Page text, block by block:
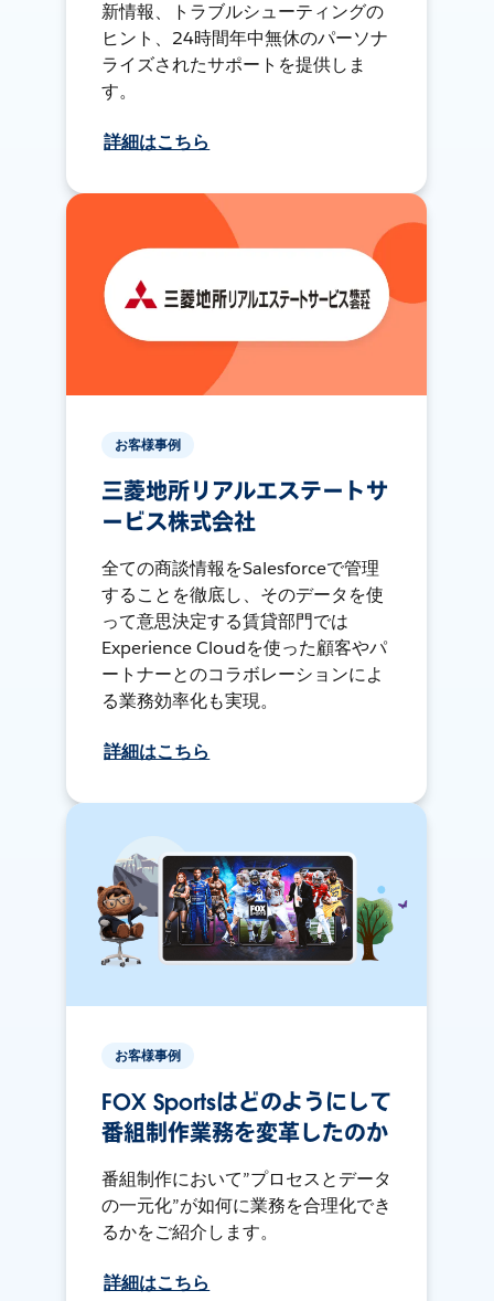
新情報、トラブルシューティングの
ヒント、24時間年中無休のパーソナ
ライズされたサポートを提供しま
す。
詳細はこちら
お客様事例
三菱地所リアルエステートサ
ービス株式会社
全ての商談情報をSalesforceで管理
することを徹底し、そのデータを使
って意思決定する賃貸部門では
Experience Cloudを使った顧客やパ
ートナーとのコラボレーションによ
る業務効率化も実現。
詳細はこちら
お客様事例
FOX Sportsはどのようにして
番組制作業務を変革したのか
番組制作において”プロセスとデータ
の一元化”が如何に業務を合理化でき
るかをご紹介します。
詳細はこちら